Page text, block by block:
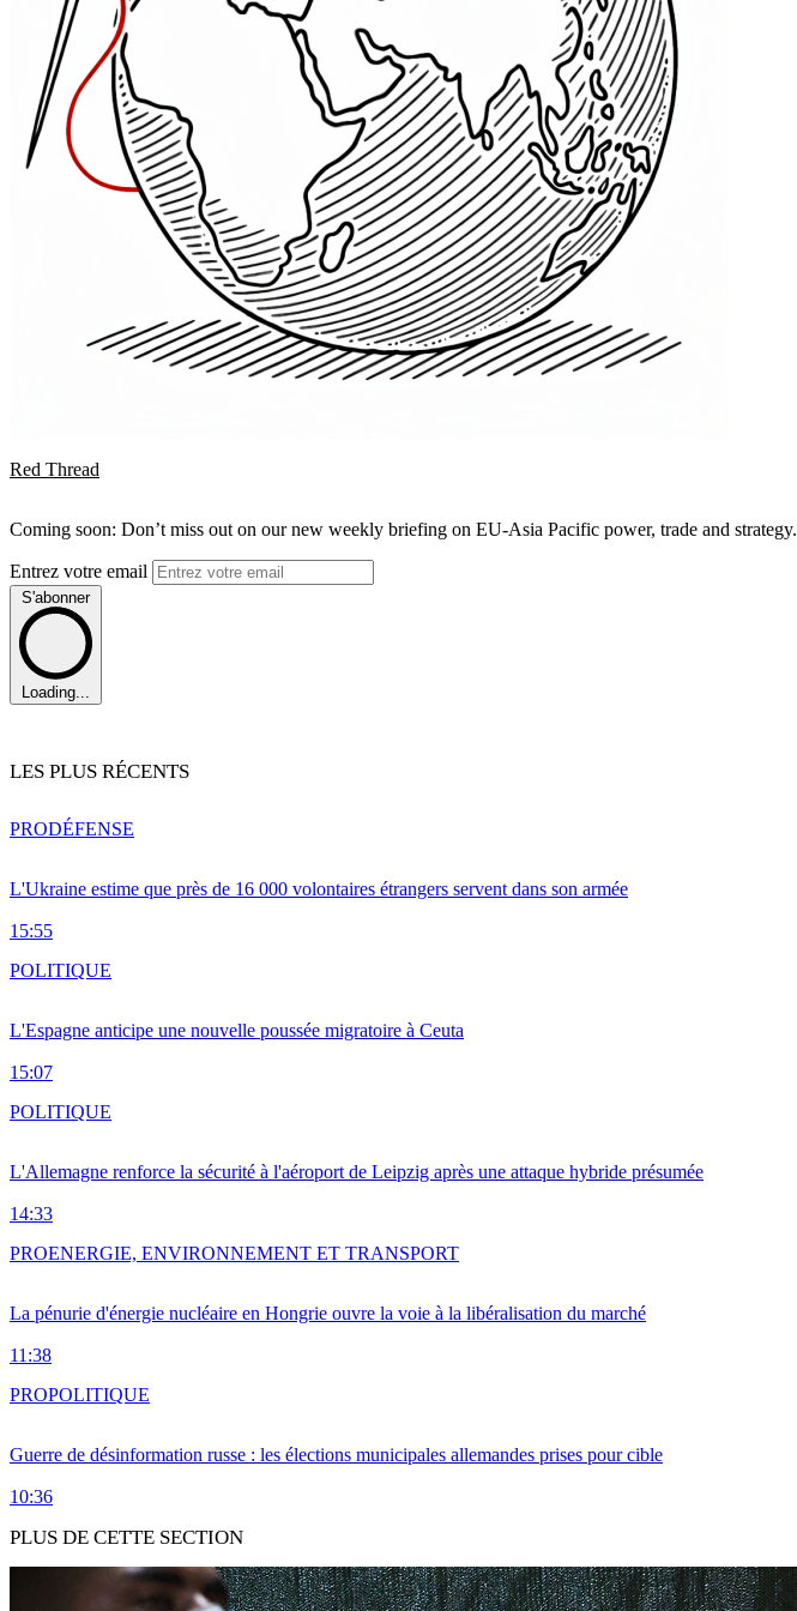
Red Thread
Coming soon: Don’t miss out on our new weekly briefing on EU-Asia Pacific power, trade and strategy.
Entrez votre email
S'abonner
Loading...
LES PLUS RÉCENTS
L'Ukraine estime que près de 16 000 volontaires étrangers servent dans son armée
15:55
PRODÉFENSE
L'Espagne anticipe une nouvelle poussée migratoire à Ceuta
15:07
POLITIQUE
L'Allemagne renforce la sécurité à l'aéroport de Leipzig après une attaque hybride présumée
14:33
POLITIQUE
La pénurie d'énergie nucléaire en Hongrie ouvre la voie à la libéralisation du marché
11:38
PROENERGIE, ENVIRONNEMENT ET TRANSPORT
Guerre de désinformation russe : les élections municipales allemandes prises pour cible
10:36
PROPOLITIQUE
PLUS DE CETTE SECTION